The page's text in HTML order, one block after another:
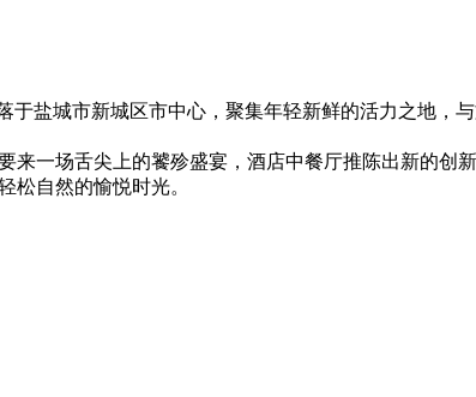
于盐城市新城区市中心，聚集年轻新鲜的活力之地，
场舌尖上的饕殄盛宴，酒店中餐厅推陈出新的创
松自然的愉悦时光。